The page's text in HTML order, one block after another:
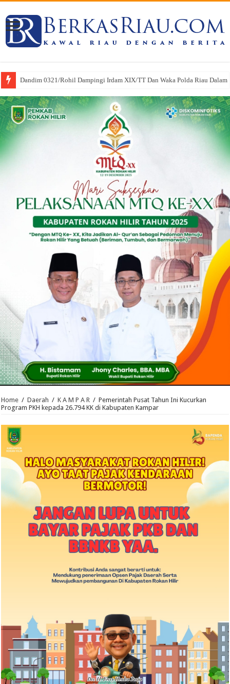
Dandim 0321/Rohil Dampingi Irdam XIX/TT Dan Waka Polda Riau Dalam
Home / Daerah / K A M P A R / Pemerintah Pusat Tahun Ini Kucurkan
Program PKH kepada 26.794 KK di Kabupaten Kampar